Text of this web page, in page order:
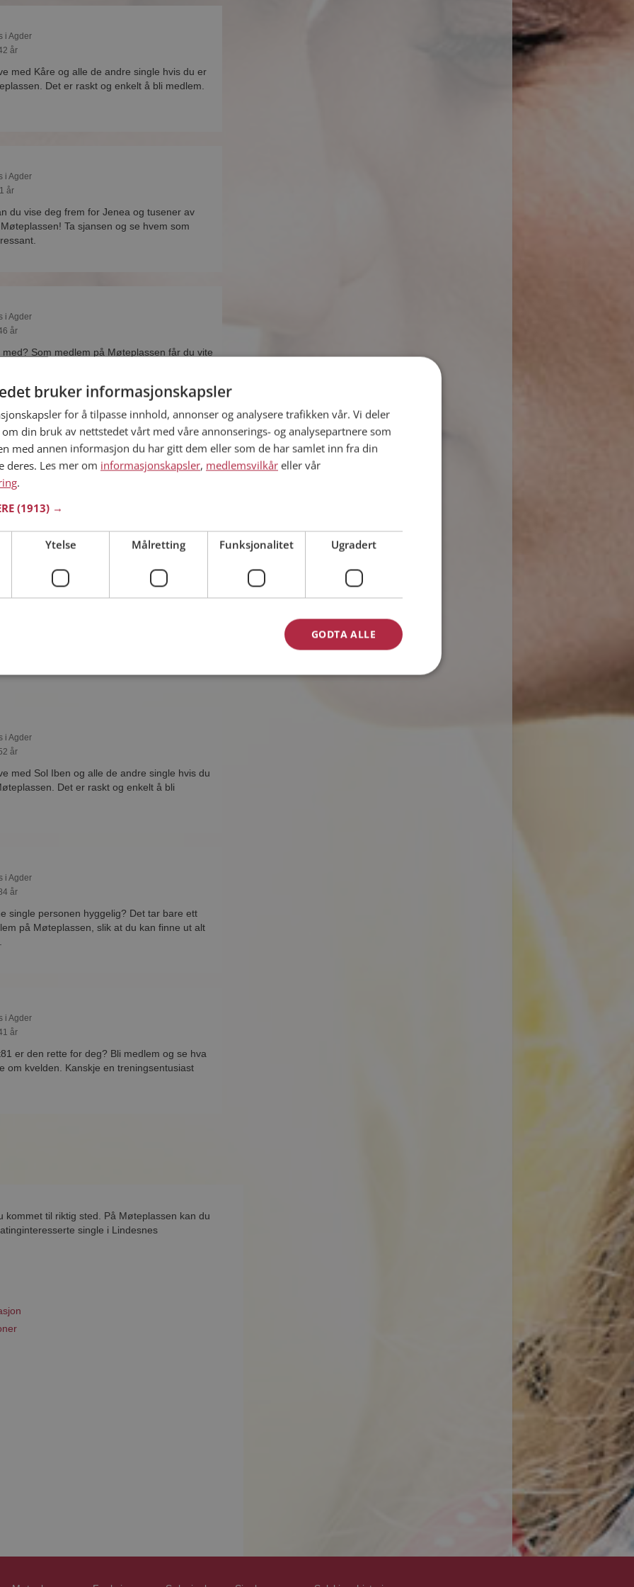
i Agder
år
med Kåre og alle de andre single hvis du er
Det er raskt og enkelt å bli medlem.
i Agder
år
du vise deg frem for Jenea og tusener av
Ta sjansen og se hvem som
i Agder
år
Som medlem på Møteplassen får du vite
år
du være medlem på Møteplassen, og se om
eller praktisk! Det er lettere å finne
i Agder
med Kåre og alle de andre single hvis du er
i Agder
år
med Sol Iben og alle de andre single hvis du
Det er raskt og enkelt å bli
i Agder
år
single personen hyggelig? Det tar bare ett
på Møteplassen, slik at du kan finne ut alt
i Agder
år
er den rette for deg? Bli medlem og se hva
om kvelden. Kanskje en treningsentusiast
kommet til riktig sted. På Møteplassen kan du
single i Lindesnes
bruker informasjonskapsler
for å tilpasse innhold, annonser og analysere trafikken vår. Vi deler
din bruk av nettstedet vårt med våre annonserings- og analysepartnere som
med annen informasjon du har gitt dem eller som de har samlet inn fra din
deres. Les mer om informasjonskapsler, medlemsvilkår eller vår
.
(1913) →
Ytelse Målretting Funksjonalitet Ugradert
GODTA ALLE